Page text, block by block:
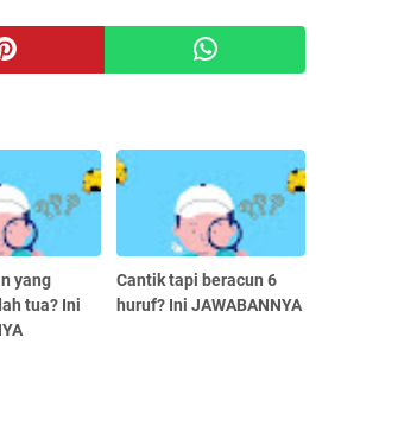
yang
tua? Ini
Cantik tapi beracun 6
huruf? Ini JAWABANNYA